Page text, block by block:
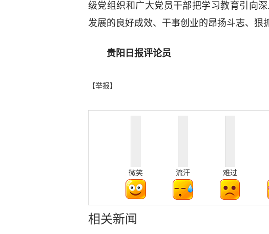
级党组织和广大党员干部把学习教育引向
发展的良好成效、干事创业的昂扬斗志、狠
贵阳日报评论员
【举报】
微笑 流汗 难过
相关新闻